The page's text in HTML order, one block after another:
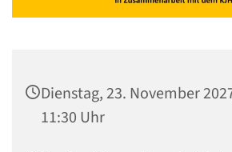
Dienstag, 23. November
11:30 Uhr